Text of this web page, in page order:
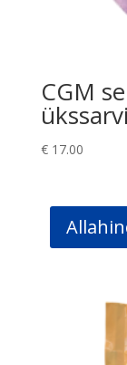
CGM
€17.00